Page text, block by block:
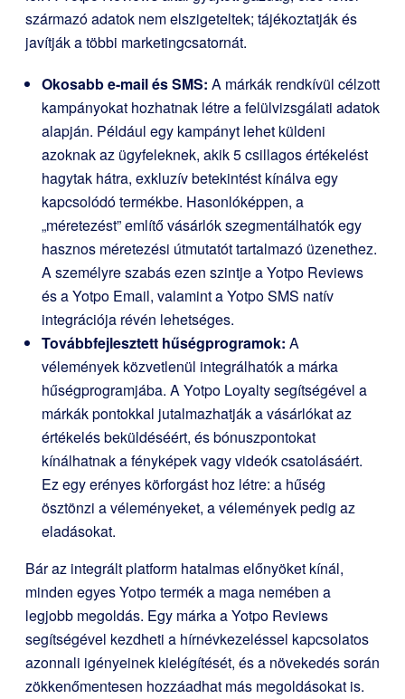
származó adatok nem elszigeteltek; tájékoztatják és
javítják a többi marketingcsatornát.
Okosabb e-mail és SMS: A márkák rendkívül célzott
kampányokat hozhatnak létre a felülvizsgálati adatok
alapján. Például egy kampányt lehet küldeni
azoknak az ügyfeleknek, akik 5 csillagos értékelést
hagytak hátra, exkluzív betekintést kínálva egy
kapcsolódó termékbe. Hasonlóképpen, a
„méretezést” említő vásárlók szegmentálhatók egy
hasznos méretezési útmutatót tartalmazó üzenethez.
A személyre szabás ezen szintje a Yotpo Reviews
és a Yotpo Email, valamint a Yotpo SMS natív
integrációja révén lehetséges.
Továbbfejlesztett hűségprogramok: A
vélemények közvetlenül integrálhatók a márka
hűségprogramjába. A Yotpo Loyalty segítségével a
márkák pontokkal jutalmazhatják a vásárlókat az
értékelés beküldéséért, és bónuszpontokat
kínálhatnak a fényképek vagy videók csatolásáért.
Ez egy erényes körforgást hoz létre: a hűség
ösztönzi a véleményeket, a vélemények pedig az
eladásokat.
Bár az integrált platform hatalmas előnyöket kínál,
minden egyes Yotpo termék a maga nemében a
legjobb megoldás. Egy márka a Yotpo Reviews
segítségével kezdheti a hírnévkezeléssel kapcsolatos
azonnali igényeinek kielégítését, és a növekedés során
zökkenőmentesen hozzáadhat más megoldásokat is.